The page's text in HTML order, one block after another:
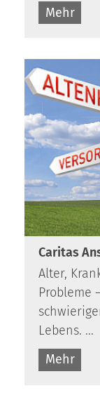
Mehr
Caritas
Alter,
Probleme
Lebens. ...
Mehr